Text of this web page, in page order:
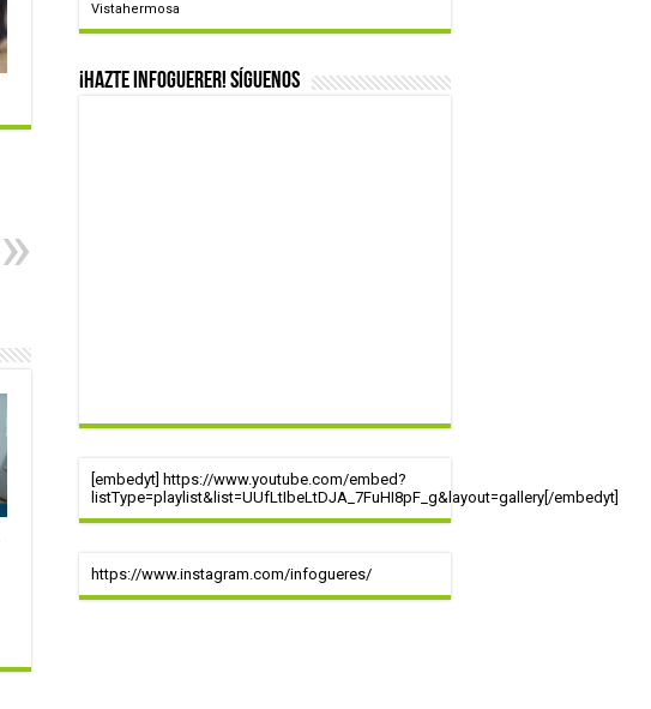
Vistahermosa
¡Hazte infoguerer! Síguenos
[embedyt] https://www.youtube.com/embed?
listType=playlist&list=UUfLtIbeLtDJA_7FuHI8pF_g&layout=gallery[/embedyt]
https://www.instagram.com/infogueres/